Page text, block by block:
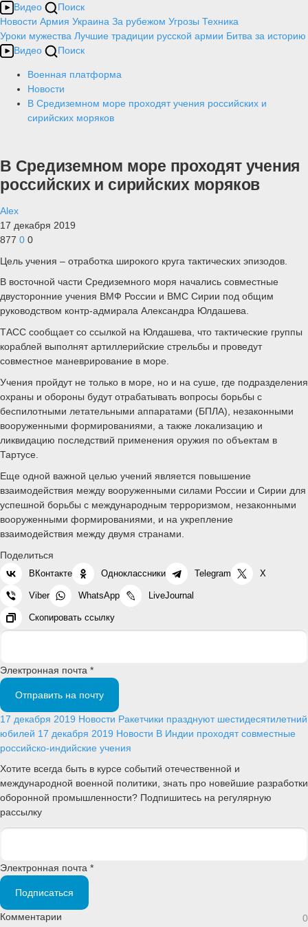
Видео
Поиск
Новости Армия Украина За рубежом Угрозы Техника
Уроки мужества Лучшие традиции русской армии Битва за историю
Видео
Поиск
Военная платформа
Новости
В Средиземном море проходят учения российских и
сирийских моряков
В Средиземном море проходят учения
российских и сирийских моряков
Alex
17 декабря 2019
877 0 0
Цель учения – отработка широкого круга тактических эпизодов.
В восточной части Средиземного моря начались совместные
двусторонние учения ВМФ России и ВМС Сирии под общим
руководством контр-адмирала Александра Юлдашева.
ТАСС сообщает со ссылкой на Юлдашева, что тактические группы
кораблей выполнят артиллерийские стрельбы и проведут
совместное маневрирование в море.
Учения пройдут не только в море, но и на суше, где подразделения
охраны и обороны будут отрабатывать вопросы борьбы с
беспилотными летательными аппаратами (БПЛА), незаконными
вооруженными формированиями, а также локализацию и
ликвидацию последствий применения оружия по объектам в
Тартусе.
Еще одной важной целью учений является повышение
взаимодействия между вооруженными силами России и Сирии для
успешной борьбы с международным терроризмом, незаконными
вооруженными формированиями, и на укрепление
взаимодействия между двумя странами.
Поделиться
ВКонтакте Одноклассники Telegram X
Viber WhatsApp LiveJournal
Скопировать ссылку
Электронная почта *
Отправить на почту
17 декабря 2019 Новости Ракетчики празднуют шестидесятилетний
юбилей 17 декабря 2019 Новости В Индии проходят совместные
российско-индийские учения
Хотите всегда быть в курсе событий отечественной и
международной военной политики, знать про новейшие разработки
оборонной промышленности? Подпишитесь на регулярную
рассылку
Электронная почта *
Подписаться
Комментарии 0